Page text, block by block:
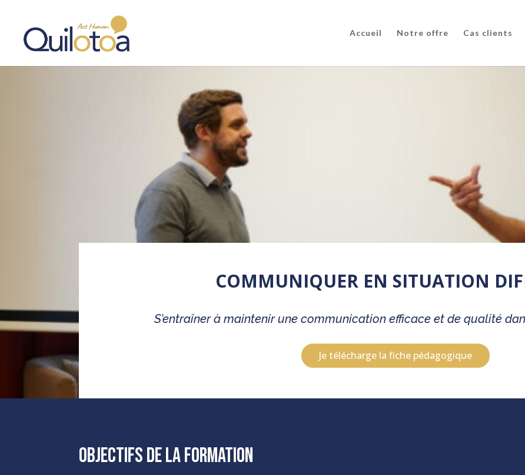
Accueil Notre offre Cas clients
COMMUNIQUER EN SITUATION
S’entraîner à maintenir une communication efficace et de qualité
Je télécharge la fiche pédagogique
Objectifs de la formation